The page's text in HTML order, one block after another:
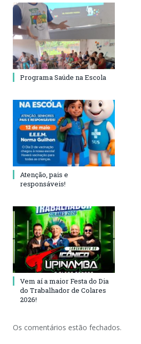
Programa Saúde na Escola
Atenção, pais e
responsáveis!
Vem aí a maior Festa do Dia
do Trabalhador de Colares
2026!
Os comentários estão fechados.